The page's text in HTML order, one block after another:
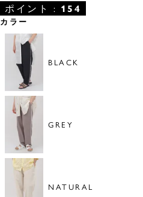
ポイント : 154
カラー
BLACK
GREY
NATURAL